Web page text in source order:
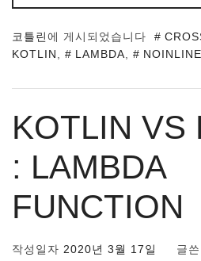
코틀린에 게시되었습니다
KOTLIN
LAMBDA NOINLINE
KOTLIN VS
: LAMBDA
FUNCTION
작성일자 2020년 3월 17일 글쓴